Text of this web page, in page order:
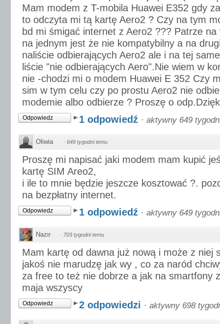
Mam modem z T-mobila Huawei E352 gdy
to odczyta mi tą kartę Aero2 ? Czy na tym
bd mi śmigać internet z Aero2 ??? Patrze
na jednym jest że nie kompatybilny a na
naliście odbierających Aero2 ale i na tej
liście "nie odbierających Aero".Nie wiem w
nie -chodzi mi o modem Huawei E 352 Czy
sim w tym celu czy po prostu Aero2 nie
modemie albo odbierze ? Proszę o
Odpowiedz 1 odpowiedź · aktywny 649
Oliwia · 649 tygodni temu
Proszę mi napisać jaki modem mam kupić
kartę SIM Areo2,
i ile to mnie będzie jeszcze kosztować ?.
na bezpłatny internet.
Odpowiedz 1 odpowiedź · aktywny 649
Nazir · 703 tygodni temu
Mam kartę od dawna już nową i może z niej
jakoś nie marudzę jak wy , co za naród
za free to też nie dobrze a jak na smartfony
maja wszyscy
Odpowiedz 2 odpowiedzi · aktywny 698